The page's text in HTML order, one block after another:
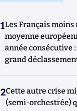
1Les Français moins
moyenne
année consécutive
grand
2Cette autre crise
(semi-orchestrée)